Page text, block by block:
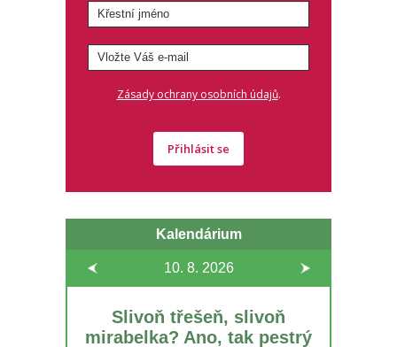
Zásady ochrany osobních údajů.
Přihlásit se
Kalendárium
10. 8. 2026
Slivoň třešeň, slivoň
mirabelka? Ano, tak pestrý